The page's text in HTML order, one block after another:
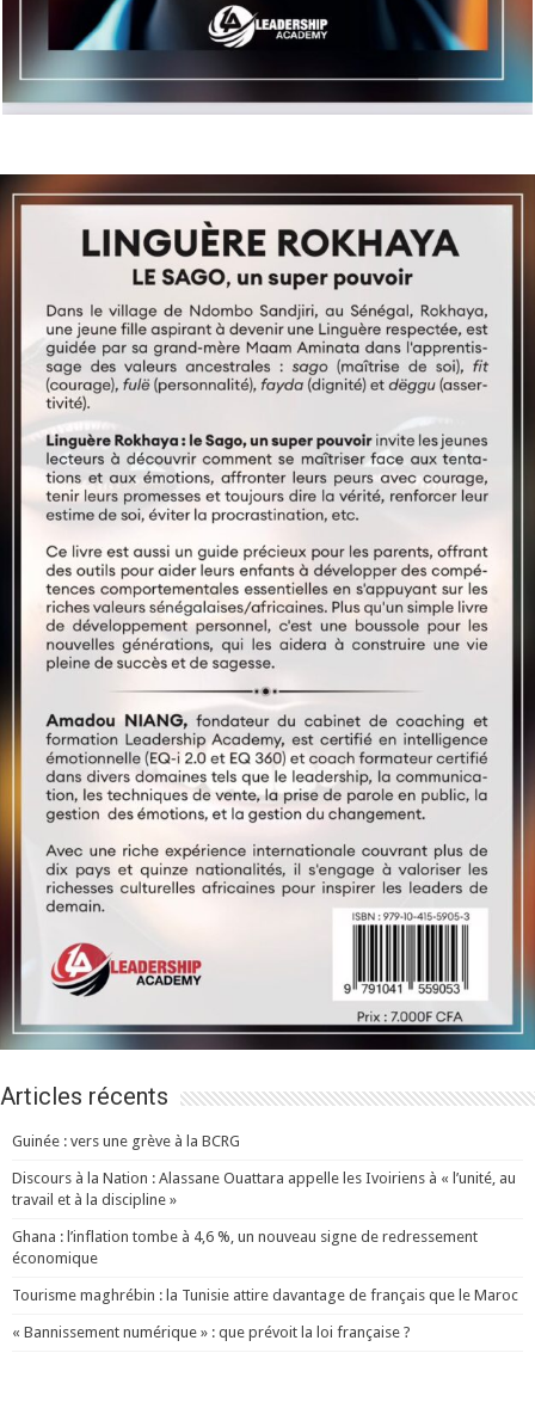
Articles récents
Guinée : vers une grève à la BCRG
Discours à la Nation : Alassane Ouattara appelle les Ivoiriens à « l’unité, au
travail et à la discipline »
Ghana : l’inflation tombe à 4,6 %, un nouveau signe de redressement
économique
Tourisme maghrébin : la Tunisie attire davantage de français que le Maroc
« Bannissement numérique » : que prévoit la loi française ?